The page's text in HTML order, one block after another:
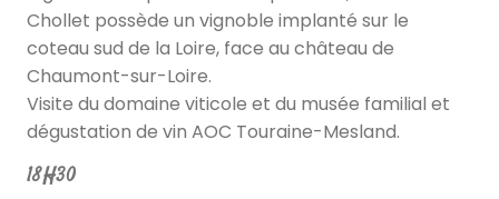
Chollet possède un vignoble implanté sur le
coteau sud de la Loire, face au château de
Chaumont-sur-Loire.
Visite du domaine viticole et du musée familial et
dégustation de vin AOC Touraine-Mesland.
18H30